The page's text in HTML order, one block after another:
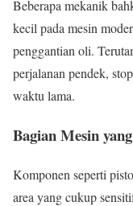
Beberapa mekanik
kecil pada mesin
penggantian oli.
perjalanan pendek,
waktu lama.
Bagian Mesin
Komponen seperti
area yang cukup